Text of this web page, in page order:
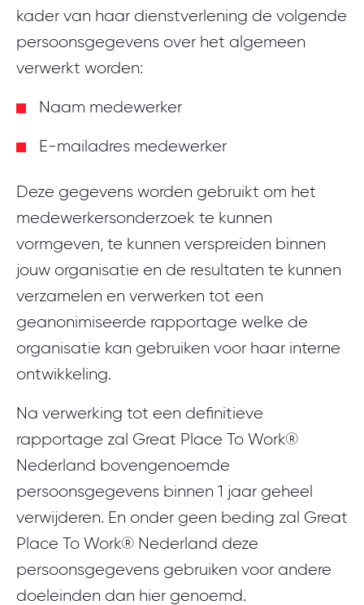
kader van haar dienstverlening de volgende
persoonsgegevens over het algemeen
verwerkt worden:
Naam medewerker
E-mailadres medewerker
Deze gegevens worden gebruikt om het
medewerkersonderzoek te kunnen
vormgeven, te kunnen verspreiden binnen
jouw organisatie en de resultaten te kunnen
verzamelen en verwerken tot een
geanonimiseerde rapportage welke de
organisatie kan gebruiken voor haar interne
ontwikkeling.
Na verwerking tot een definitieve
rapportage zal Great Place To Work®
Nederland bovengenoemde
persoonsgegevens binnen 1 jaar geheel
verwijderen. En onder geen beding zal Great
Place To Work® Nederland deze
persoonsgegevens gebruiken voor andere
doeleinden dan hier genoemd.